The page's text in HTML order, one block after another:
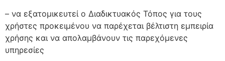
– να εξατομικευτεί ο Διαδικτυακός Τόπος για τους
χρήστες προκειμένου να παρέχεται βέλτιστη εμπειρία
χρήσης και να απολαμβάνουν τις παρεχόμενες
υπηρεσίες